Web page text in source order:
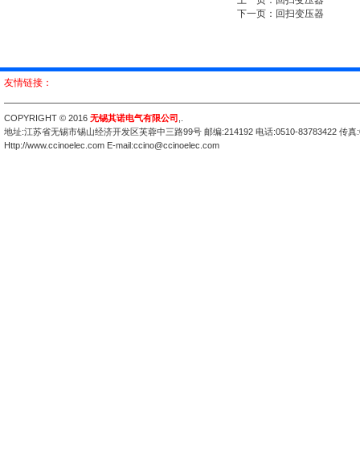
下一页：回扫变压器
友情链接：
COPYRIGHT © 2016 无锡其诺电气有限公司
地址:江苏省无锡市锡山经济开发区芙蓉中三路99号 邮编:214192 电话:0510-83783422 传真
Http://www.ccinoelec.com E-mail:ccino@ccinoelec.com